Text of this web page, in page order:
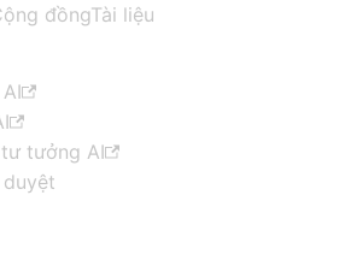
đồngTài liệu
tưởng AI